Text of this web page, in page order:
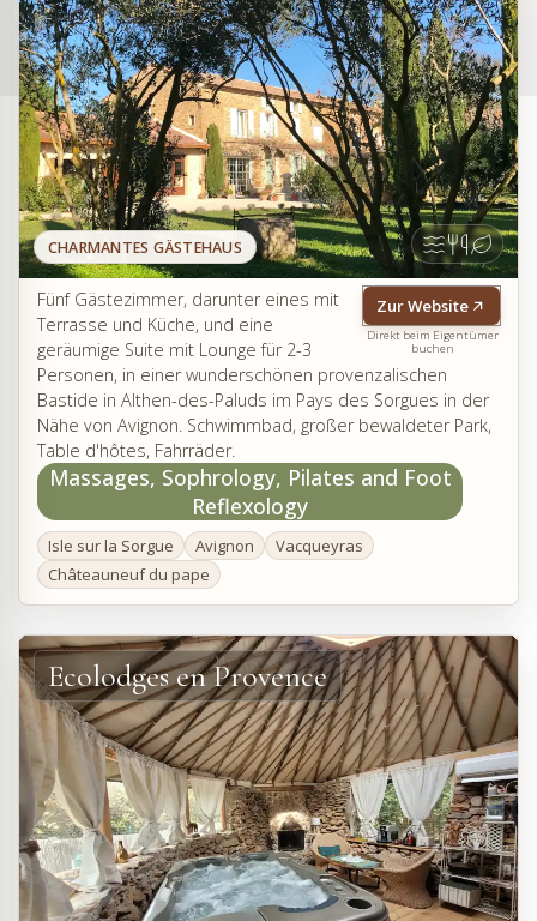
CHARMANTES GÄSTEHAUS
Zur Website
Direkt beim Eigentümer
buchen
Fünf Gästezimmer, darunter eines mit
Terrasse und Küche, und eine
geräumige Suite mit Lounge für 2-3
Personen, in einer wunderschönen provenzalischen
Bastide in Althen-des-Paluds im Pays des Sorgues in der
Nähe von Avignon. Schwimmbad, großer bewaldeter Park,
Table d'hôtes, Fahrräder.
Massages, Sophrology, Pilates and Foot
Reflexology
Isle sur la Sorgue Avignon
Vacqueyras
Châteauneuf du pape
Ecolodges en Provence